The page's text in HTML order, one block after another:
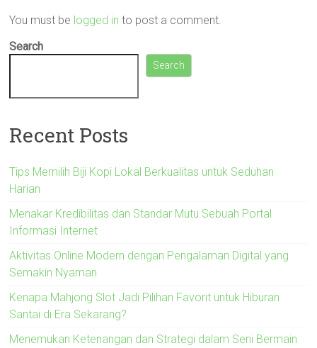
You must be logged in to post a comment.
Search
Search
Recent Posts
Tips Memilih Biji Kopi Lokal Berkualitas untuk Seduhan
Harian
Menakar Kredibilitas dan Standar Mutu Sebuah Portal
Informasi Internet
Aktivitas Online Modern dengan Pengalaman Digital yang
Semakin Nyaman
Kenapa Mahjong Slot Jadi Pilihan Favorit untuk Hiburan
Santai di Era Sekarang?
Menemukan Ketenangan dan Strategi dalam Seni Bermain